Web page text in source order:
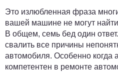
Это излюбленная фраза
вашей машине не могут
В общем, семь бед один
свалить все причины
автомобиля. Особенно когда
компетентен в ремонте